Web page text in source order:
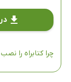
چرا کتابراه را